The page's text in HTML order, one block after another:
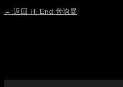
← 返回 Hi-End 音响展